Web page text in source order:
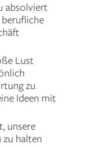
absolviert
Lust
zu
Ideen mit
unsere
halten